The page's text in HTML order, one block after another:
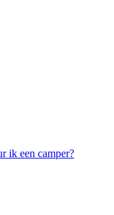
ik een camper?